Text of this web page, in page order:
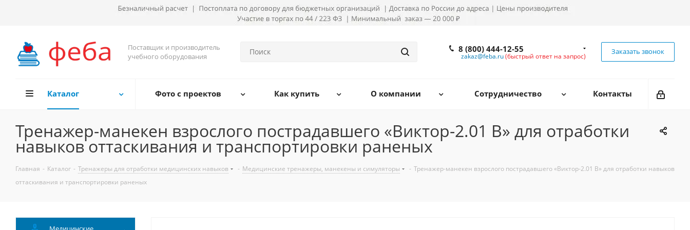
Поставщик и производитель
учебного оборудования
8 (800) 444-12-55
zakaz@feba.ru(быстрый ответ на запрос)
Заказать звонок
Каталог Фото с проектов Как купить О компании Сотрудничество Контакты
Тренажер-манекен взрослого пострадавшего «Виктор-2.01 В» для отработки
навыков оттаскивания и транспортировки раненых
Главная - Каталог - Тренажеры для отработки медицинских навыков - Медицинские тренажеры, манекены и симуляторы - Тренажер-манекен взрослого пострадавшего «Виктор-2.01 В» для отработки навыков
оттаскивания и транспортировки раненых